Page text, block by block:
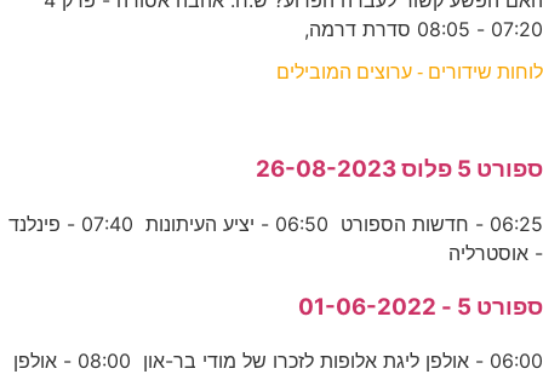
07:20 - 08:05 סדרת דרמה,
לוחות שידורים - ערוצים המובילים
ספורט 5 פלוס 26-08-2023
06:25 - חדשות הספורט 06:50 - יציע העיתונות 07:40 - פינלנד
- אוסטרליה
ספורט 5 - 01-06-2022
06:00 - אולפן ליגת אלופות לזכרו של מודי בר-און 08:00 - אולפן